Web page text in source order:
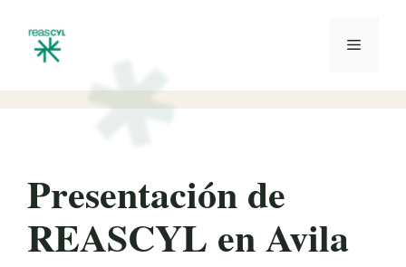
content
Menu
Presentación de
REASCYL en Avila